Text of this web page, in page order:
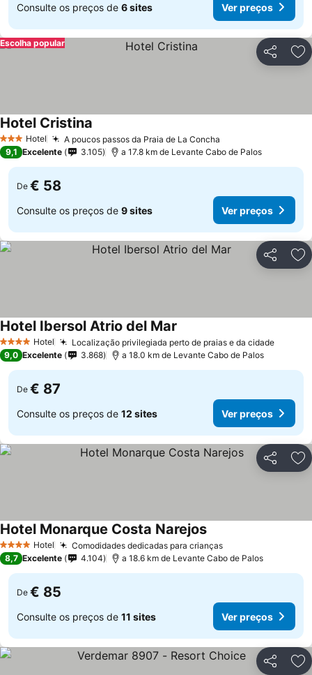
Consulte os preços de 6 sites Ver preços
Partilhar
Escolha popular
3 EstrelasHotel A poucos passos da Praia de La Concha
Hotel Cristina
9,1 Excelente 3.105 a 17.8 km de Levante Cabo de Palos
De € 58
Consulte os preços de 9 sites Ver preços
Partilhar
4 EstrelasHotel Localização privilegiada perto de praias e da cidadeVer
Hotel Ibersol Atrio del Mar
9,0 Excelente 3.868 a 18.0 km de Levante Cabo de Palos
De € 87
Consulte os preços de 12 sites Ver preços
Partilhar
4 EstrelasHotel Comodidades dedicadas para criançasVer preços
Hotel Monarque Costa NarejosVer preços
8,7 Excelente 4.104 a 18.6 km de Levante Cabo de Palos
De € 85
Consulte os preços de 11 sites Ver preços
Partilhar